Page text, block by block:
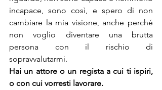
incapace, sono così, e spero di non
cambiare la mia visione, anche perché
non voglio diventare una brutta
persona con il rischio di
sopravvalutarmi.
Hai un attore o un regista a cui ti ispiri,
o con cui vorresti lavorare.